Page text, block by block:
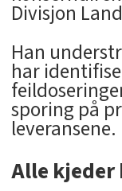
Divisjon
Han
har
sporing på
leveransene.
Alle